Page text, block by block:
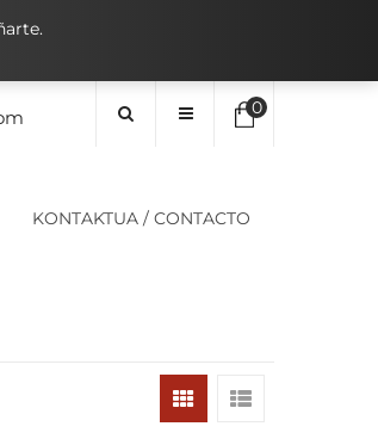
0
KONTAKTUA / CONTACTO